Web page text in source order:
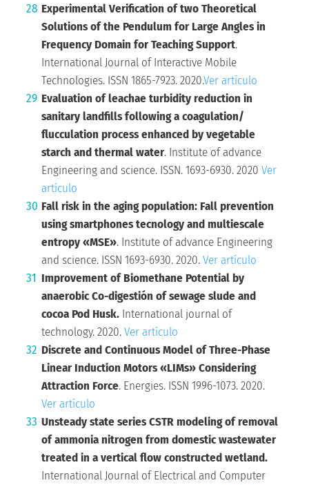
Experimental Verification of two Theoretical
Solutions of the Pendulum for Large Angles in
Frequency Domain for Teaching Support.
International Journal of Interactive Mobile
Technologies. ISSN 1865-7923. 2020.Ver artículo
Evaluation of leachae turbidity reduction in
sanitary landfills following a coagulation/
flucculation process enhanced by vegetable
starch and thermal water. Institute of advance
Engineering and science. ISSN. 1693-6930. 2020 Ver
artículo
Fall risk in the aging population: Fall prevention
using smartphones tecnology and multiescale
entropy «MSE». Institute of advance Engineering
and science. ISSN 1693-6930. 2020.Ver artículo
Improvement of Biomethane Potential by
anaerobic Co-digestión of sewage slude and
cocoa Pod Husk. International journal of
technology. 2020.Ver artículo
Discrete and Continuous Model of Three-Phase
Linear Induction Motors «LIMs» Considering
Attraction Force. Energies. ISSN 1996-1073. 2020.
Ver artículo
Unsteady state series CSTR modeling of removal
of ammonia nitrogen from domestic wastewater
treated in a vertical flow constructed wetland.
International Journal of Electrical and Computer